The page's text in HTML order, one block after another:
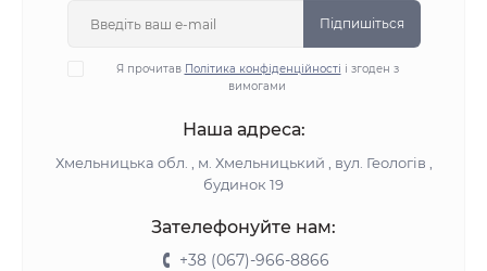
Підпишіться
Я прочитав Політика конфіденційності і згоден з
вимогами
Наша адреса:
Хмельницька обл. , м. Хмельницький , вул. Геологів ,
будинок 19
Зателефонуйте нам:
+38 (067)-966-8866